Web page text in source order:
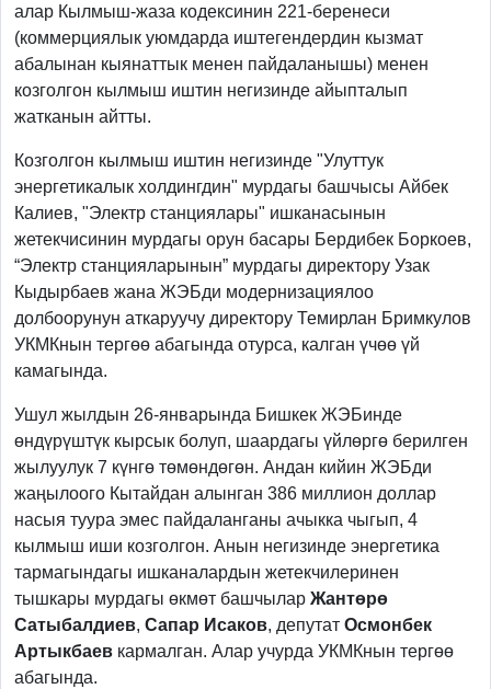
алар Кылмыш-жаза кодексинин 221-беренеси
(коммерциялык уюмдарда иштегендердин кызмат
абалынан кыянаттык менен пайдаланышы) менен
козголгон кылмыш иштин негизинде айыпталып
жатканын айтты.
Козголгон кылмыш иштин негизинде "Улуттук
энергетикалык холдингдин" мурдагы башчысы Айбек
Калиев, "Электр станциялары" ишканасынын
жетекчисинин мурдагы орун басары Бердибек Боркоев,
“Электр станцияларынын” мурдагы директору Узак
Кыдырбаев жана ЖЭБди модернизациялоо
долбоорунун аткаруучу директору Темирлан Бримкулов
УКМКнын тергөө абагында отурса, калган үчөө үй
камагында.
Ушул жылдын 26-январында Бишкек ЖЭБинде
өндүрүштүк кырсык болуп, шаардагы үйлөргө берилген
жылуулук 7 күнгө төмөндөгөн. Андан кийин ЖЭБди
жаңылоого Кытайдан алынган 386 миллион доллар
насыя туура эмес пайдаланганы ачыкка чыгып, 4
кылмыш иши козголгон. Анын негизинде энергетика
тармагындагы ишканалардын жетекчилеринен
тышкары мурдагы өкмөт башчылар Жантөрө
Сатыбалдиев, Сапар Исаков, депутат Осмонбек
Артыкбаев кармалган. Алар учурда УКМКнын тергөө
абагында.